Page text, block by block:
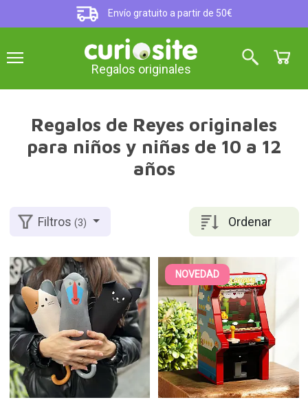
Envío gratuito a partir de 50€
Regalos originales
Regalos de Reyes originales
para niños y niñas de 10 a 12
años
Ordenar
Filtros(3)
NOVEDAD